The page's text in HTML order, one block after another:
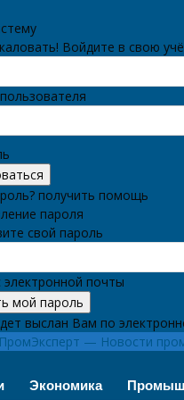
Войдите в свою
получить помощь
пароля
свой пароль
почты
выслан Вам по
— Новости
Экономика